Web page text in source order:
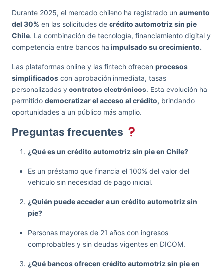
Durante 2025, el mercado chileno ha registrado un aumento
del 30% en las solicitudes de crédito automotriz sin pie
Chile. La combinación de tecnología, financiamiento digital y
competencia entre bancos ha impulsado su crecimiento.
Las plataformas online y las fintech ofrecen procesos
simplificados con aprobación inmediata, tasas
personalizadas ycontratos electrónicos. Esta evolución ha
permitido democratizar el acceso al crédito, brindando
oportunidades a un público más amplio.
Preguntas frecuentes
¿Qué es un crédito automotriz sin pie en Chile?
Es un préstamo que financia el 100% del valor del
vehículo sin necesidad de pago inicial.
¿Quién puede acceder a un crédito automotriz sin
pie?
Personas mayores de 21 años con ingresos
comprobables y sin deudas vigentes en DICOM.
¿Qué bancos ofrecen crédito automotriz sin pie en